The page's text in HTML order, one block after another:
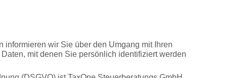
informieren wir Sie über den Umgang mit Ihren
mit denen Sie persönlich identifiziert werden